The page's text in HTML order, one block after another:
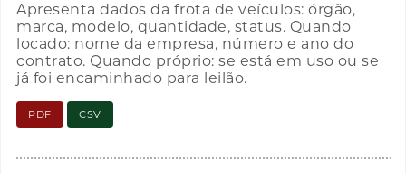
Apresenta dados da frota de veículos: órgão,
marca, modelo, quantidade, status. Quando
locado: nome da empresa, número e ano do
contrato. Quando próprio: se está em uso ou se
já foi encaminhado para leilão.
PDF CSV